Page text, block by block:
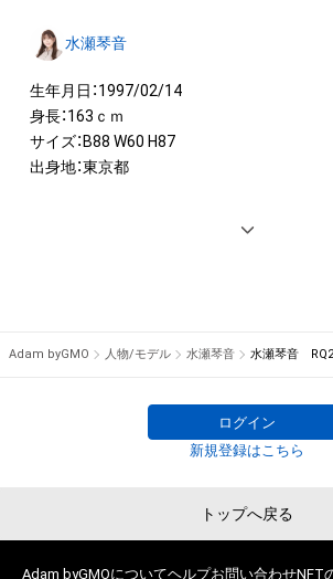
水瀬琴音
生年月日：1997/02/14
身長：163ｃｍ
サイズ：B88 W60 H87
出身地：東京都
ールズ」
2020　SuperGT　GT300クラスD'stationフ
Adam byGMO 人物/モデル 水瀬琴音 水瀬琴音
ログイン
新規登録はこちら
トップへ戻る
Adam byGMOについてヘルプお問い合わせNFT